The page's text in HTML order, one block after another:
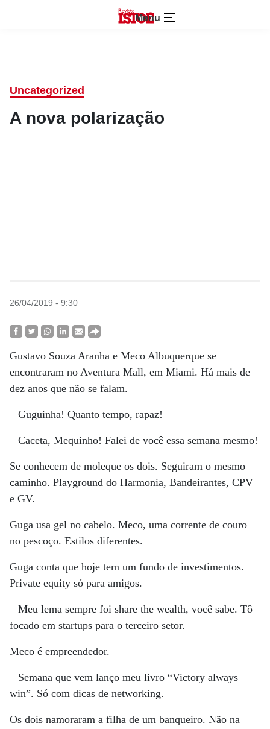
Menu
Uncategorized
A nova polarização
26/04/2019 - 9:30
Gustavo Souza Aranha e Meco Albuquerque se
encontraram no Aventura Mall, em Miami. Há mais de
dez anos que não se falam.
– Guguinha! Quanto tempo, rapaz!
– Caceta, Mequinho! Falei de você essa semana mesmo!
Se conhecem de moleque os dois. Seguiram o mesmo
caminho. Playground do Harmonia, Bandeirantes, CPV
e GV.
Guga usa gel no cabelo. Meco, uma corrente de couro
no pescoço. Estilos diferentes.
Guga conta que hoje tem um fundo de investimentos.
Private equity só para amigos.
– Meu lema sempre foi share the wealth, você sabe. Tô
focado em startups para o terceiro setor.
Meco é empreendedor.
– Semana que vem lanço meu livro “Victory always
win”. Só com dicas de networking.
Os dois namoraram a filha de um banqueiro. Não na